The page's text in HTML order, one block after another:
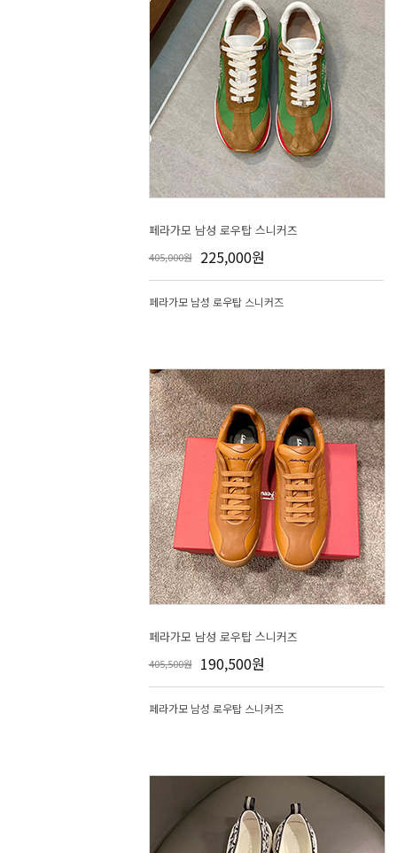
페라가모 남성 로우탑 스니커즈
405,000원 225,000원
페라가모 남성 로우탑 스니커즈
페라가모 남성 로우탑 스니커즈
405,500원 190,500원
페라가모 남성 로우탑 스니커즈